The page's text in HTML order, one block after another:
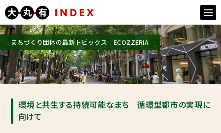
まちづくり団体の最新トピックス ECOZZERIA
環境と共生する持続可能なまち 循環型都市の実現に
向けて